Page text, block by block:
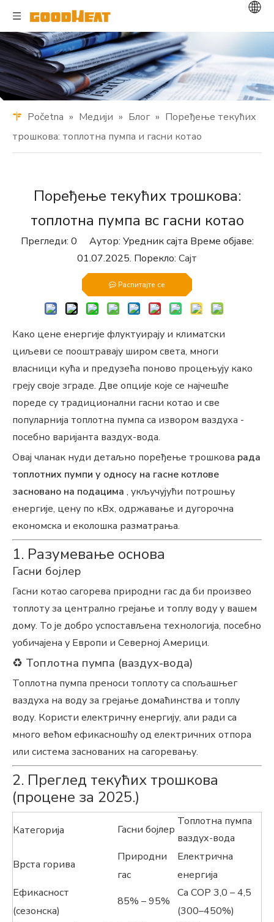
Početna » Медији » Блог » Поређење текућих
трошкова: топлотна пумпа и гасни котао
Поређење текућих трошкова:
топлотна пумпа вс гасни котао
Прегледи: 0 Аутор: Уредник сајта Време објаве:
01.07.2025. Порекло: Сајт
Распитајте се
Како цене енергије флуктуирају и климатски
циљеви се пооштравају широм света, многи
власници кућа и предузећа поново процењују како
греју своје зграде. Две опције које се најчешће
пореде су традиционални гасни котао и све
популарнија топлотна пумпа са извором ваздуха -
посебно варијанта ваздух-вода.
Овај чланак нуди детаљно поређење трошкова рада
топлотних пумпи у односу на гасне котлове
засновано на подацима , укључујући потрошњу
енергије, цену по кВх, одржавање и дугорочна
економска и еколошка разматрања.
1. Разумевање основа
Гасни бојлер
Гасни котао сагорева природни гас да би произвео
топлоту за централно грејање и топлу воду у вашем
дому. То је добро успостављена технологија, посебно
уобичајена у Европи и Северној Америци.
♻ Топлотна пумпа (ваздух-вода)
Топлотна пумпа преноси топлоту са спољашњег
ваздуха на воду за грејање домаћинства и топлу
воду. Користи електричну енергију, али ради са
много већом ефикасношћу од електричних отпора
или система заснованих на сагоревању.
2. Преглед текућих трошкова
(процене за 2025.)
Категорија Гасни бојлер
Топлотна пумпа
ваздух-вода
Врста горива
Природни
гас
Електрична
енергија
Ефикасност
(сезонска)
85% – 95%
Са COP 3,0 – 4,5
(300–450%)